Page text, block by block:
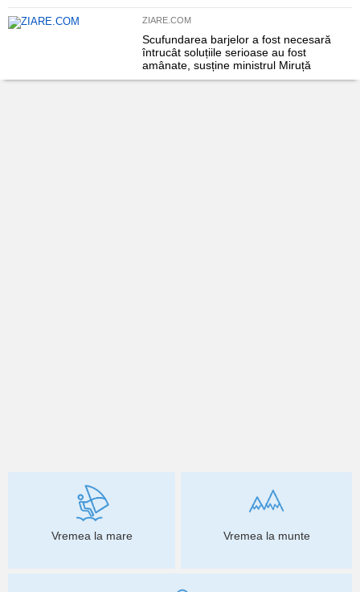
ZIARE.COM
Scufundarea barjelor a fost necesară
întrucât soluțiile serioase au fost
amânate, susține ministrul Miruță
Vremea la mare Vremea la munte